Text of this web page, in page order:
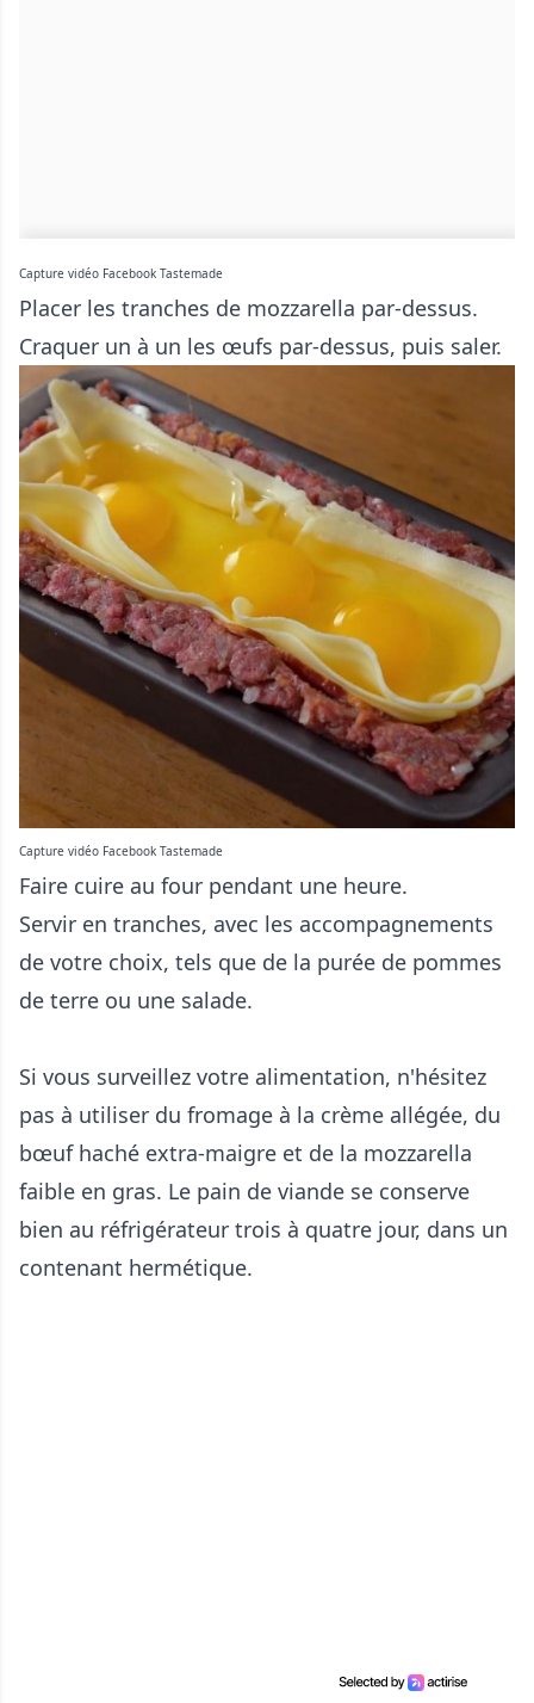
Capture vidéo Facebook Tastemade
Placer les tranches de mozzarella par-dessus.
Craquer un à un les œufs par-dessus, puis saler.
Capture vidéo Facebook Tastemade
Faire cuire au four pendant une heure.
Servir en tranches, avec les accompagnements
de votre choix, tels que de la purée de pommes
de terre ou une salade.
Si vous surveillez votre alimentation, n'hésitez
pas à utiliser du fromage à la crème allégée, du
bœuf haché extra-maigre et de la mozzarella
faible en gras. Le pain de viande se conserve
bien au réfrigérateur trois à quatre jour, dans un
contenant hermétique.